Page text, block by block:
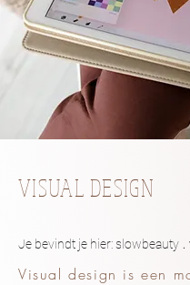
VISUAL DESIGN
Je bevindt je hier:slowbeauty .
Visual design is een